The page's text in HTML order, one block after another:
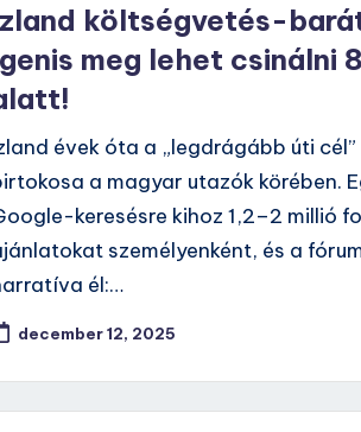
költségvetés-
meg lehet csinálni
évek óta a „legdrágább úti cél”
a magyar utazók körében.
keresésre kihoz 1,2–2 millió
személyenként, és a
él:…
december 12, 2025